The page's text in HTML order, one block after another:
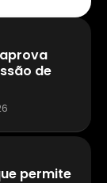
de
permite